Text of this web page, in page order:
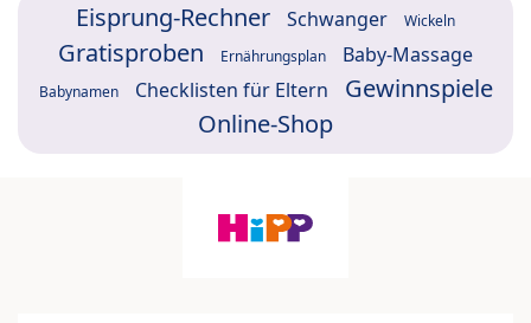
Eisprung-Rechner Schwanger Wickeln
Gratisproben Ernährungsplan Baby-Massage
Babynamen Checklisten für Eltern
Gewinnspiele
Online-Shop